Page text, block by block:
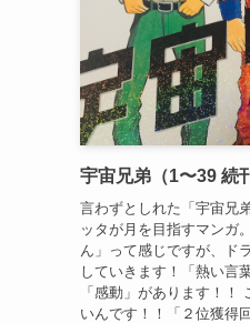
宇宙兄弟（1〜39 続
言わずとしれた「宇宙兄
ッタが月を目指すマンガ
ん」って感じですが、ド
していきます！「熱い言
「感動」があります！！
いんです！！「２位獲得